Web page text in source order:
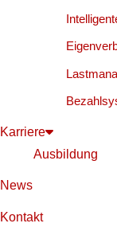
Karriere
Ausbildung
News
Kontakt